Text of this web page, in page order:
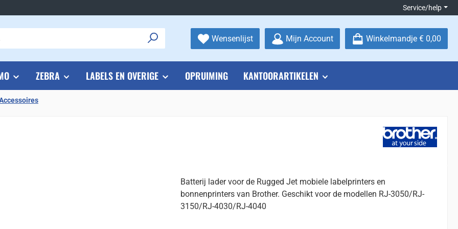
Service/help
WensenlijstJe hebt 0 items op je verlanglijstje
Mijn Account Winkelmandje € 0,00
ZEBRA LABELS EN OVERIGE OPRUIMING KANTOORARTIKELEN
Batterij lader voor de Rugged Jet mobiele labelprinters en
bonnenprinters van Brother. Geschikt voor de modellen RJ-3050/RJ-
3150/RJ-4030/RJ-4040